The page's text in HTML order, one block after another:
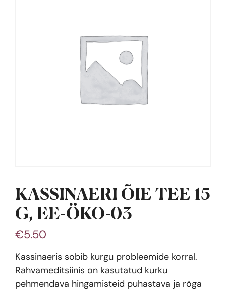
KASSINAERI ÕIE TEE 15
G, EE-ÖKO-03
€5.50
Kassinaeris sobib kurgu probleemide korral.
Rahvameditsiinis on kasutatud kurku
pehmendava hingamisteid puhastava ja röga